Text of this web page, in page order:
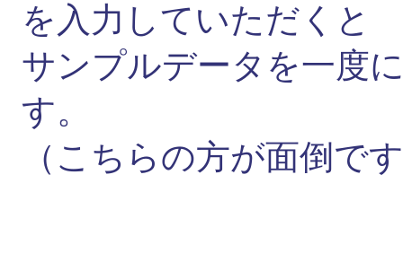
を入力していただくと
サンプルデータを一度
す。
（こちらの方が面倒で